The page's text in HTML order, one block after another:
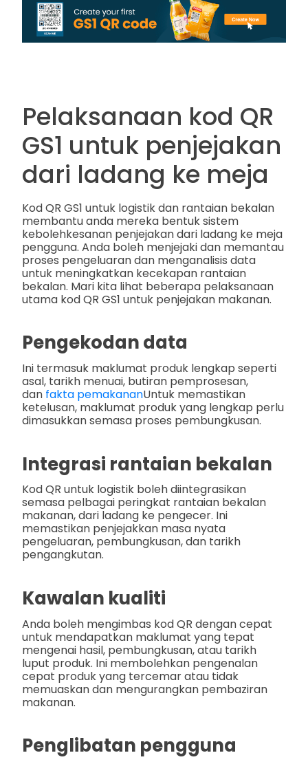
Pelaksanaan kod QR
GS1 untuk penjejakan
dari ladang ke meja
Kod QR GS1 untuk logistik dan rantaian bekalan
membantu anda mereka bentuk sistem
kebolehkesanan penjejakan dari ladang ke meja
pengguna. Anda boleh menjejaki dan memantau
proses pengeluaran dan menganalisis data
untuk meningkatkan kecekapan rantaian
bekalan. Mari kita lihat beberapa pelaksanaan
utama kod QR GS1 untuk penjejakan makanan.
Pengekodan data
Ini termasuk maklumat produk lengkap seperti
asal, tarikh menuai, butiran pemprosesan,
dan fakta pemakananUntuk memastikan
ketelusan, maklumat produk yang lengkap perlu
dimasukkan semasa proses pembungkusan.
Integrasi rantaian bekalan
Kod QR untuk logistik boleh diintegrasikan
semasa pelbagai peringkat rantaian bekalan
makanan, dari ladang ke pengecer. Ini
memastikan penjejakkan masa nyata
pengeluaran, pembungkusan, dan tarikh
pengangkutan.
Kawalan kualiti
Anda boleh mengimbas kod QR dengan cepat
untuk mendapatkan maklumat yang tepat
mengenai hasil, pembungkusan, atau tarikh
luput produk. Ini membolehkan pengenalan
cepat produk yang tercemar atau tidak
memuaskan dan mengurangkan pembaziran
makanan.
Penglibatan pengguna